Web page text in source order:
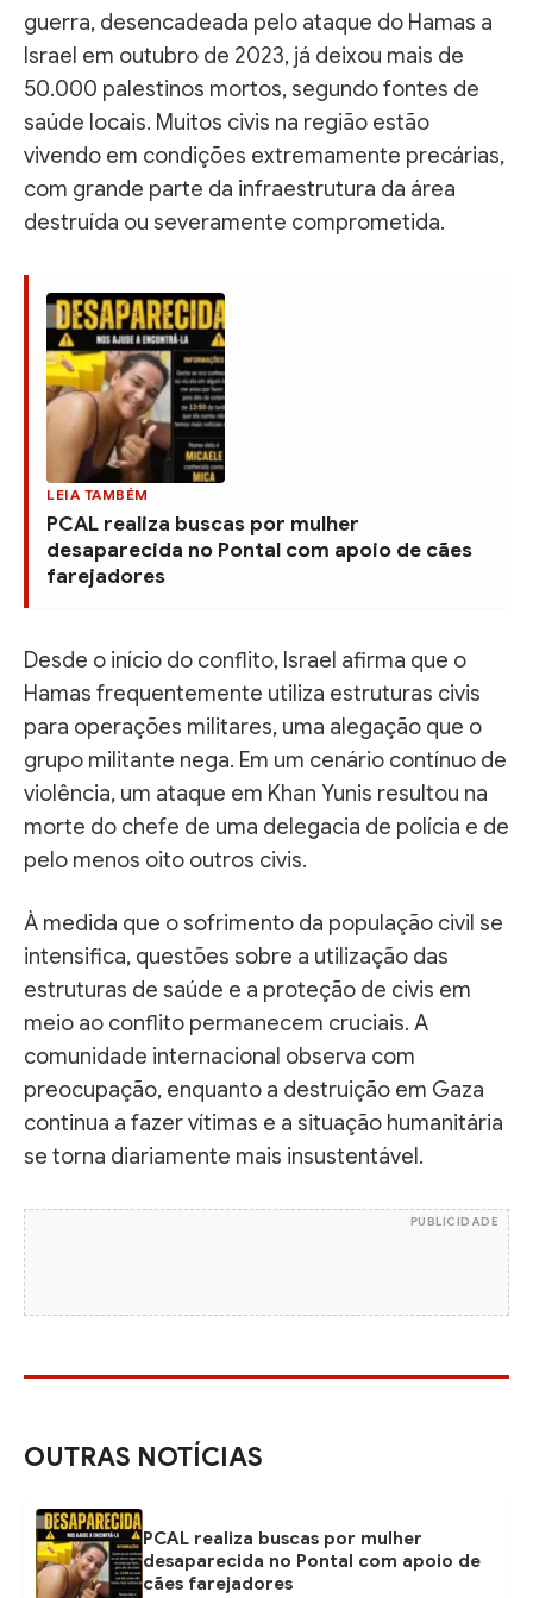
guerra, desencadeada pelo ataque do Hamas a
Israel em outubro de 2023, já deixou mais de
50.000 palestinos mortos, segundo fontes de
saúde locais. Muitos civis na região estão
vivendo em condições extremamente precárias,
com grande parte da infraestrutura da área
destruída ou severamente comprometida.
LEIA TAMBÉM
PCAL realiza buscas por mulher
desaparecida no Pontal com apoio de cães
farejadores
Desde o início do conflito, Israel afirma que o
Hamas frequentemente utiliza estruturas civis
para operações militares, uma alegação que o
grupo militante nega. Em um cenário contínuo de
violência, um ataque em Khan Yunis resultou na
morte do chefe de uma delegacia de polícia e de
pelo menos oito outros civis.
À medida que o sofrimento da população civil se
intensifica, questões sobre a utilização das
estruturas de saúde e a proteção de civis em
meio ao conflito permanecem cruciais. A
comunidade internacional observa com
preocupação, enquanto a destruição em Gaza
continua a fazer vítimas e a situação humanitária
se torna diariamente mais insustentável.
PUBLICIDADE
OUTRAS NOTÍCIAS
PCAL realiza buscas por mulher
desaparecida no Pontal com apoio de
cães farejadores